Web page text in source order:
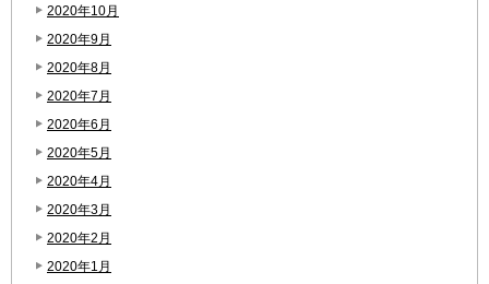
2020年10月
2020年9月
2020年8月
2020年7月
2020年6月
2020年5月
2020年4月
2020年3月
2020年2月
2020年1月